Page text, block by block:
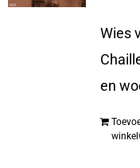
Wies
en